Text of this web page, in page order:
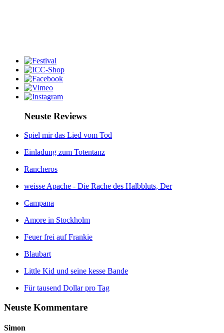
Neuste Reviews
Spiel mir das Lied vom Tod
Einladung zum Totentanz
Rancheros
weisse Apache - Die Rache des Halbbluts, Der
Campana
Amore in Stockholm
Feuer frei auf Frankie
Blaubart
Little Kid und seine kesse Bande
Für tausend Dollar pro Tag
Neuste Kommentare
Simon